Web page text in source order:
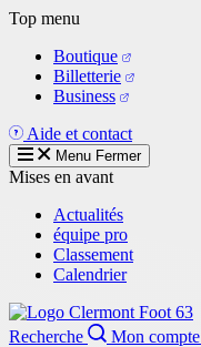
Aller
contenu
principal
Top menu
Boutique
Billetterie
Business
Aide et contact
Menu Fermer
Mises en avant
Actualités
équipe pro
Classement
Calendrier
Recherche
Mon compte